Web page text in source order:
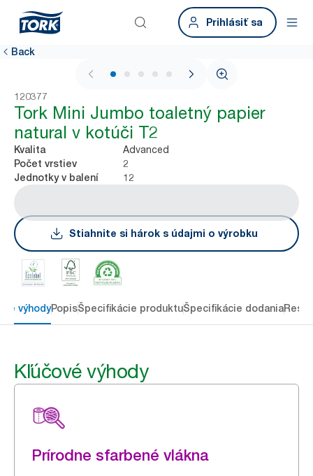
Prihlásiť sa
Back
1 / 6
120377
Tork Mini Jumbo toaletný papier
natural v kotúči T2
Kvalita Advanced
Počet vrstiev 2
Jednotky v balení 12
Stiahnite si hárok s údajmi o výrobku
výhodyPopisŠpecifikácie produktuŠpecifikácie dodania
Kľúčové výhody
Prírodne sfarbené vlákna